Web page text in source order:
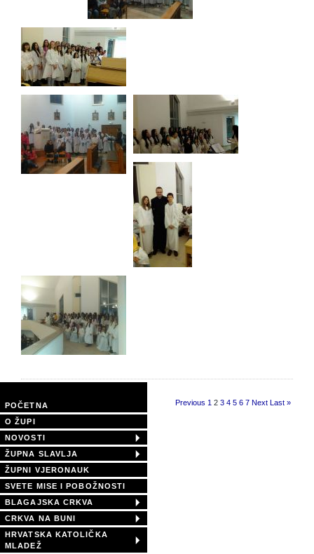
Previous 1 2 3 4 5 6 7 Next Last »
POČETNA
O ŽUPI
NOVOSTI
ŽUPNA SLAVLJA
ŽUPNI VJERONAUK
SVETE MISE I POBOŽNOSTI
BLAGAJSKA CRKVA
CRKVA NA BUNI
HRVATSKA KATOLIČKA
MLADEŽ